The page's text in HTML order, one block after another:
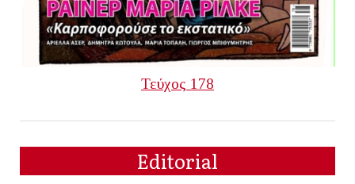
Τεύχος 178
Editorial